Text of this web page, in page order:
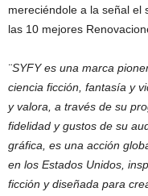
mereciéndole a la señal el
las 10 mejores
¨SYFY es una marca
ciencia ficción, fantasía y
y valora, a través de su
fidelidad y gustos de su
gráfica, es una acción
en los Estados Unidos,
ficción y diseñada para